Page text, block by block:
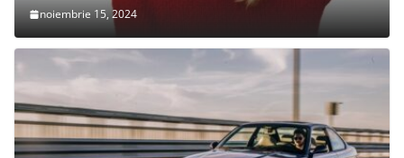
noiembrie 15, 2024